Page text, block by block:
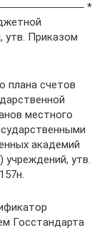
*
утв. Приказом
плана счетов
местного
академий
учреждений, утв.
Госстандарта